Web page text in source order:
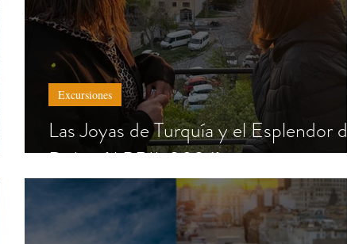
Las Joyas de Turquía y el Esplendor de
Dubai (ABRIL 2026)
Excursiones